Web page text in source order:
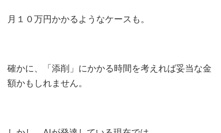
月１０万円かかるようなケースも。
確かに、「添削」にかかる時間を考えれば妥当な金
額かもしれません。